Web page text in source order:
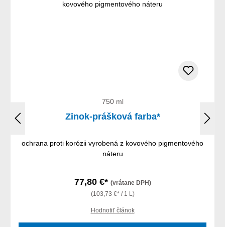
750 ml
Zinok-prášková farba*
ochrana proti korózii vyrobená z kovového pigmentového
náteru
77,80 €* (vrátane DPH)
(103,73 €* / 1 L)
Hodnotiť článok